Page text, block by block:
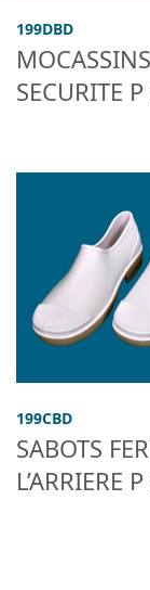
199DBD
SECURITE
199CBD
SABOTS
L’ARRIERE